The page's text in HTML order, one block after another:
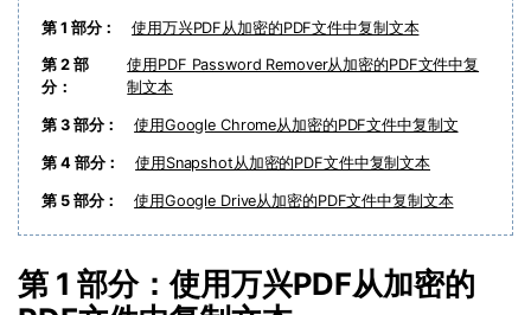
PDF批量工具
PDF提取页面
PDF表格
PDF页面调整
PDF文件创建
PDF注释
产品资讯
02.转换PDF
03.编辑PDF
第 1 部分： 使用万兴PDF从加密的PDF文件中复制文本
第 2 部
分：
使用PDF Password Remover从加密的PDF文件中复
制文本
第 3 部分： 使用Google Chrome从加密的PDF文件中复制文
第 4 部分： 使用Snapshot从加密的PDF文件中复制文本
第 5 部分： 使用Google Drive从加密的PDF文件中复制文本
第 1 部分：使用万兴PDF从加密的